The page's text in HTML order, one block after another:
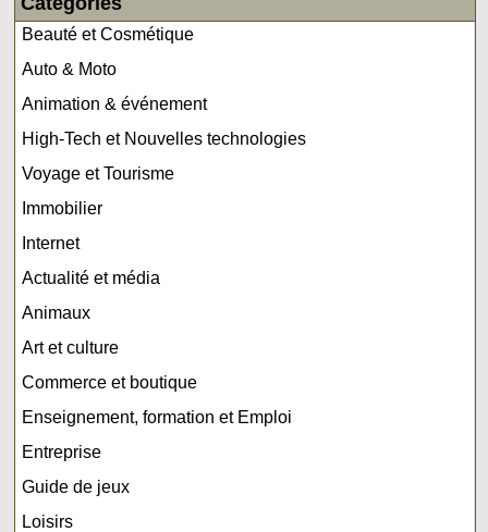
Beauté et Cosmétique
Auto & Moto
Animation & événement
High-Tech et Nouvelles technologies
Voyage et Tourisme
Immobilier
Internet
Actualité et média
Animaux
Art et culture
Commerce et boutique
Enseignement, formation et Emploi
Entreprise
Guide de jeux
Loisirs